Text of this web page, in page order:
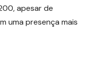
apesar de
uma presença mais